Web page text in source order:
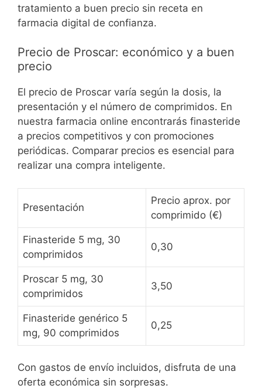
tratamiento a buen precio sin receta en
farmacia digital de confianza.
Precio de Proscar: económico y a buen
precio
El precio de Proscar varía según la dosis, la
presentación y el número de comprimidos. En
nuestra farmacia online encontrarás finasteride
a precios competitivos y con promociones
periódicas. Comparar precios es esencial para
realizar una compra inteligente.
Presentación
Precio aprox. por
comprimido (€)
Finasteride 5 mg, 30
comprimidos
0,30
Proscar 5 mg, 30
comprimidos
3,50
Finasteride genérico 5
mg, 90 comprimidos
0,25
Con gastos de envío incluidos, disfruta de una
oferta económica sin sorpresas.